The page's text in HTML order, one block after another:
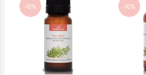
-10% -10%